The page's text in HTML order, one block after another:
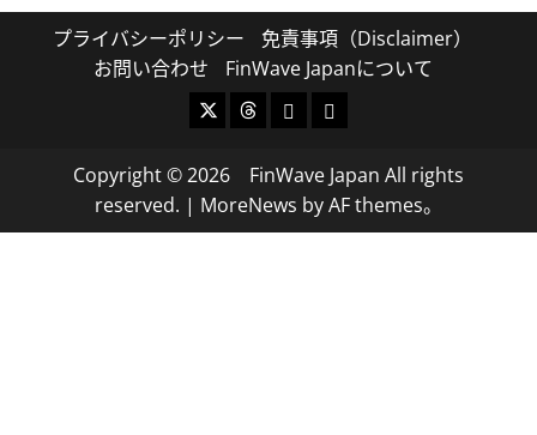
プライバシーポリシー
免責事項（Disclaimer）
お問い合わせ
FinWave Japanについて
X ThreadsBlueskyMastodon
Copyright © 2026 FinWave Japan All rights
reserved. | MoreNews by AF themes。